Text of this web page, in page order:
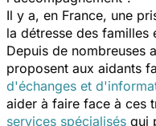
Il y a, en France, une
la détresse des familles
Depuis de nombreuses
proposent aux aidants
d'échanges et
aider à faire face à ces
services spécialisés qui